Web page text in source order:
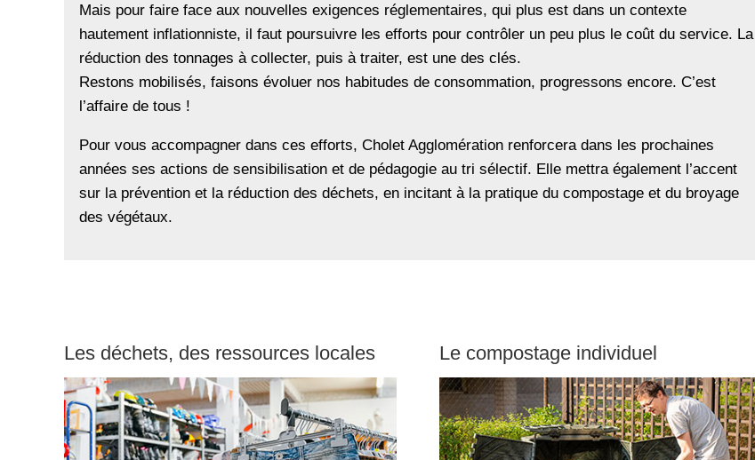
Mais pour faire face aux nouvelles exigences réglementaires, qui plus est dans un contexte
hautement inflationniste, il faut poursuivre les efforts pour contrôler un peu plus le coût du service. La
réduction des tonnages à collecter, puis à traiter, est une des clés.
Restons mobilisés, faisons évoluer nos habitudes de consommation, progressons encore. C’est
l’affaire de tous !
Pour vous accompagner dans ces efforts, Cholet Agglomération renforcera dans les prochaines
années ses actions de sensibilisation et de pédagogie au tri sélectif. Elle mettra également l’accent
sur la prévention et la réduction des déchets, en incitant à la pratique du compostage et du broyage
des végétaux.
Les déchets, des ressources locales Le compostage individuel